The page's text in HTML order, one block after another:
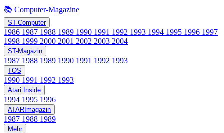
📚 Computer-Magazine
ST-Computer
1986 1987 1988 1989 1990 1991 1992 1993 1994 1995 1996 1997
1998 1999 2000 2001 2002 2003 2004
ST-Magazin
1987 1988 1989 1990 1991 1992 1993
TOS
1990 1991 1992 1993
Atari Inside
1994 1995 1996
ATARImagazin
1987 1988 1989
Mehr